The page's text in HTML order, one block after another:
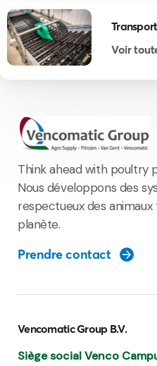
Voir
Think ahead with poultry
Nous développons des
respectueux des
planète.
Prendre contact
Vencomatic Group B.V.
Siège social Venco